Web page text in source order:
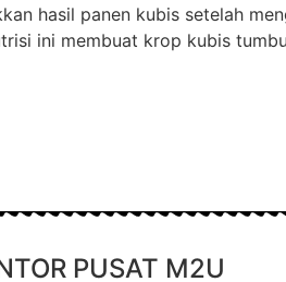
hasil panen kubis setelah
ini membuat krop kubis
PUSAT M2U